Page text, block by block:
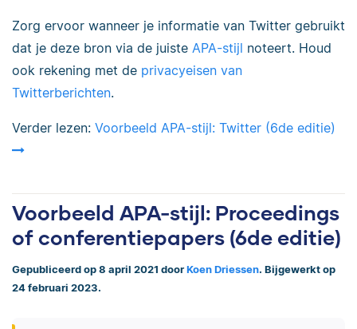
Zorg ervoor wanneer je informatie van Twitter gebruikt
dat je deze bron via de juiste APA-stijl noteert. Houd
ook rekening met de privacyeisen van
Twitterberichten.
Verder lezen: Voorbeeld APA-stijl: Twitter (6de editie)
Voorbeeld APA-stijl: Proceedings
of conferentiepapers (6de editie)
Gepubliceerd op 8 april 2021 door Koen Driessen. Bijgewerkt op
24 februari 2023.